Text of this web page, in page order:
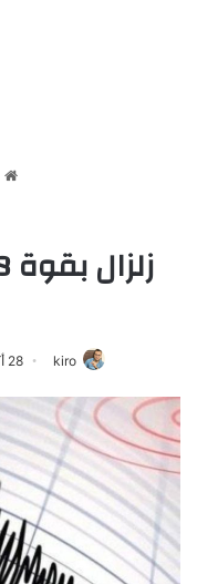
kiro 28 أكتوبر، 2025